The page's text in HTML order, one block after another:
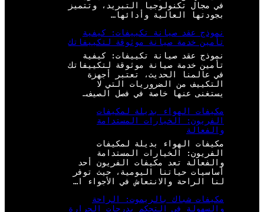
في مجال تكنولوجيا التبريد، وتتميز
بجودتها العالية وأدائها…
نموذج عقد صيانة تكييفات: كيفية
تأمين خدمة صيانة موثوقة لتكييفاتك
نموذج عقد صيانة تكييفات: كيفية
تأمين خدمة صيانة موثوقة لتكييفاتك
في عالمنا الحديث، تعتبر أجهزة
التكييف من الضروريات التي لا
يستغنى عنها خاصة في فصل الصيف…
مكيفات الهواء بديلة لمكيفات
الفريون: الخيارات المستدامة
والفعالة
مكيفات الهواء بديلة لمكيفات
الفريون: الخيارات المستدامة
والفعالة تعد مكيفات الفريون أحد
أساسيات حياتنا اليومية، حيث توفر
لنا الراحة والانتعاش في الأجواء ا…
مكيفات شباك بالريموت: الراحة
والسهولة في التحكم بدرجات الحرارة